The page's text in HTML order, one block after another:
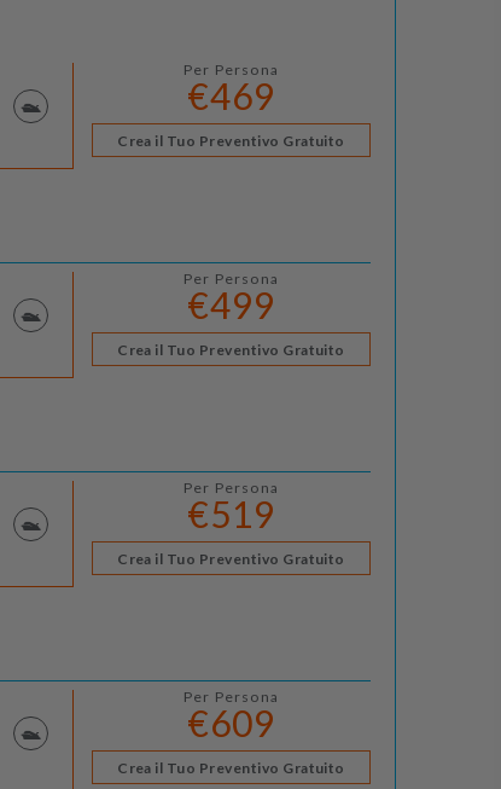
Per Persona
€469
Crea il Tuo Preventivo Gratuito
Per Persona
€499
Crea il Tuo Preventivo Gratuito
Per Persona
€519
Crea il Tuo Preventivo Gratuito
Per Persona
€609
Crea il Tuo Preventivo Gratuito